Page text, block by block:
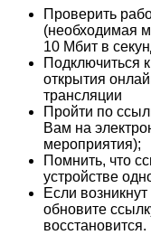
Проверить
(необходимая
10 Мбит в
Подключиться
открытия
трансляции
Пройти по
Вам на
мероприятия);
Помнить, что
устройстве
Если
обновите
восстановится.